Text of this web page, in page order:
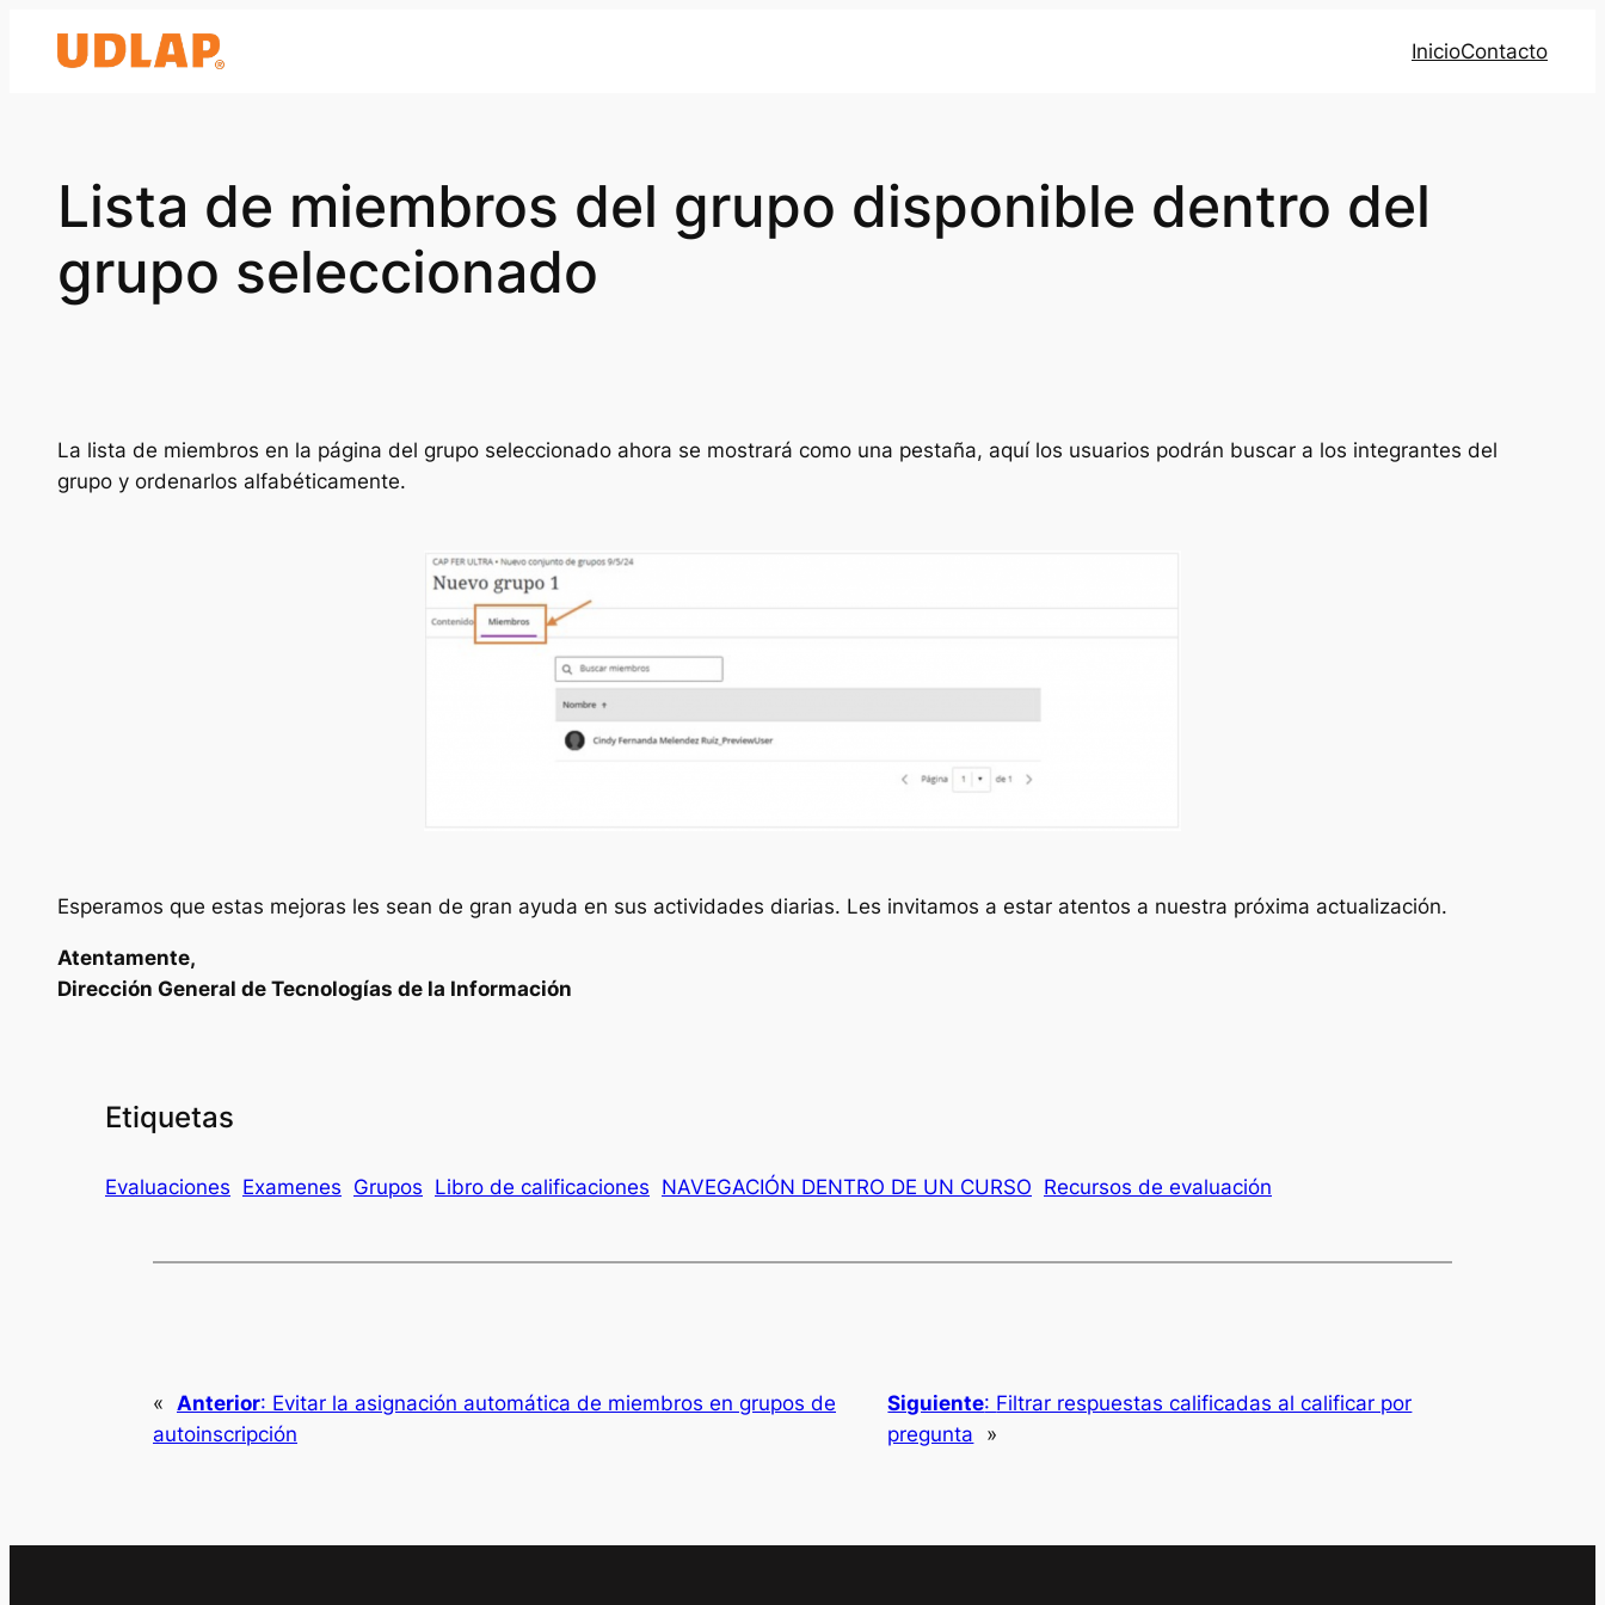
InicioContacto
Lista de miembros del grupo disponible dentro del
grupo seleccionado
La lista de miembros en la página del grupo seleccionado ahora se mostrará como una pestaña, aquí los usuarios podrán buscar a los integrantes del
grupo y ordenarlos alfabéticamente.
Esperamos que estas mejoras les sean de gran ayuda en sus actividades diarias. Les invitamos a estar atentos a nuestra próxima actualización.
Atentamente,
Dirección General de Tecnologías de la Información
Etiquetas
Evaluaciones Examenes Grupos Libro de calificaciones NAVEGACIÓN DENTRO DE UN CURSO Recursos de evaluación
« Anterior: Evitar la asignación automática de miembros en grupos de
autoinscripción
Siguiente: Filtrar respuestas calificadas al calificar por
pregunta
»